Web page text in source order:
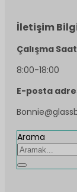
İletişim
Çalışma
8:00-18:00
E-posta
Arama